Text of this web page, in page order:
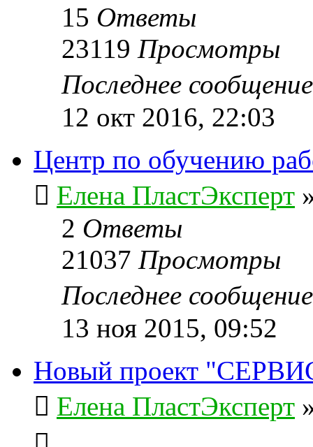
15 Ответы
23119 Просмотры
Последнее
12 окт 2016, 22:03
Центр по обучению
Елена ПластЭксперт
2 Ответы
21037 Просмотры
Последнее
13 ноя 2015, 09:52
Новый проект
Елена ПластЭксперт